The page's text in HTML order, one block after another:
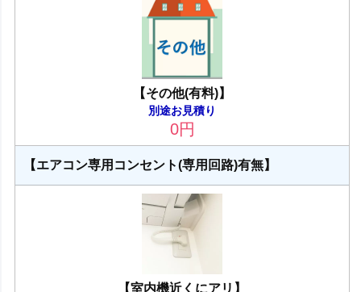
【その他(有料)】
別途お見積り
0円
【エアコン専用コンセント(専用回路)有無】
【室内機近くにアリ】